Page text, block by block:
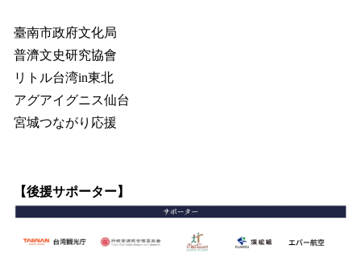
臺南市政府文化局
普濟文史研究協會
リトル台湾in東北
アグアイグニス仙台
宮城つながり応援
【後援サポーター】